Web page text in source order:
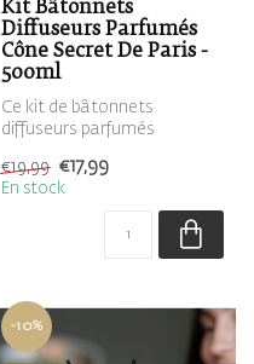
Kit Bâtonnets
Diffuseurs Parfumés
Cône Secret De Paris -
500ml
Ce kit de bâtonnets
diffuseurs parfumés
rempli de l...
€19,99 €17,99
En stock
-10%